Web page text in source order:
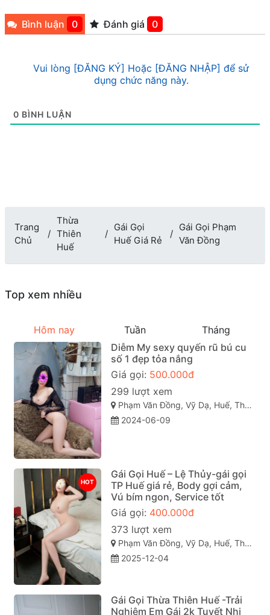
Bình luận 0 Đánh giá 0
Vui lòng [ĐĂNG KÝ] Hoặc [ĐĂNG NHẬP] để sử
dụng chức năng này.
0 BÌNH LUẬN
Trang
Chủ
Thừa
Thiên
Huế
Gái Gọi
Huế Giá Rẻ
Gái Gọi Phạm
Văn Đồng
Top xem nhiều
Hôm nay Tuần
Tháng
Diễm My sexy quyến rũ bú cu
số 1 đẹp tỏa nắng
Giá gọi: 500.000đ
299 lượt xem
Phạm Văn Đồng, Vỹ Dạ, Huế, Thừa Thiên Huế
2024-06-09
HOT
Gái Gọi Huế – Lệ Thủy-gái gọi
TP Huế giá rẻ, Body gợi cảm,
Vú bím ngon, Service tốt
Giá gọi: 400.000đ
373 lượt xem
Phạm Văn Đồng, Vỹ Dạ, Huế, Thừa Thiên Huế
2025-12-04
Gái Gọi Thừa Thiên Huế -Trải
Nghiệm Em Gái 2k Tuyết Nhi